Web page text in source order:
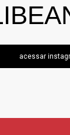
acessar